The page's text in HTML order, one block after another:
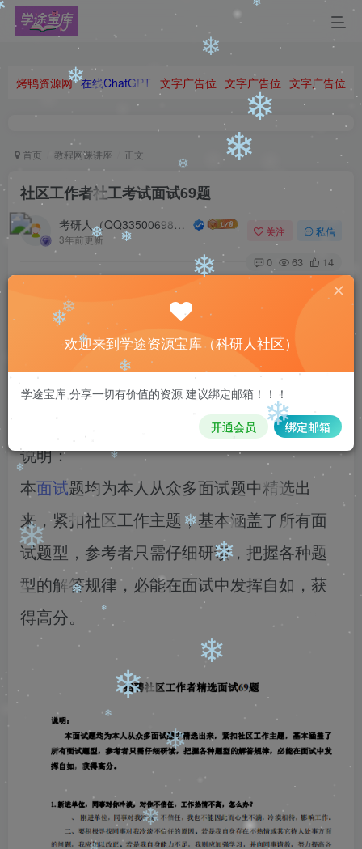
烤鸭资源网 在线ChatGPT 文字广告位 文字广告位 文字广告位
首页 教程网课讲座 正文
社区工作者社工考试面试69题
考研人（QQ335006980）
3年前更新
关注 私信
0 63 14
When your faith is stronger than your fears, you can make
your dreams happen.
当你的信念强于你的胆怯时，你就可以将梦想变为现实了
注意 请看本条重要信息：请先登录再
购买，购买后刷新页面即可，链接如
果失效，请加客服qq335006980
说明：
本面试题均为本人从众多面试题中精选出
来，紧扣社区工作主题，基本涵盖了所有面
试题型，参考者只需仔细研读，把握各种题
型的解答规律，必能在面试中发挥自如，获
得高分。
欢迎来到学途资源宝库（科研人社区）
学途宝库 分享一切有价值的资源 建议绑定邮箱！！！
开通会员 绑定邮箱
❄
❄
❄
❄
❄
❄
❄
❄
❄
❄
❄
❄
❄
❄
❄
❄ ❄
❄